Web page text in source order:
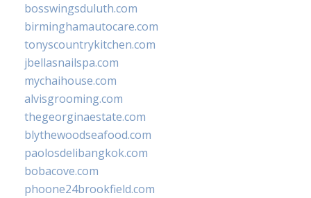
bosswingsduluth.com
birminghamautocare.com
tonyscountrykitchen.com
jbellasnailspa.com
mychaihouse.com
alvisgrooming.com
thegeorginaestate.com
blythewoodseafood.com
paolosdelibangkok.com
bobacove.com
phoone24brookfield.com